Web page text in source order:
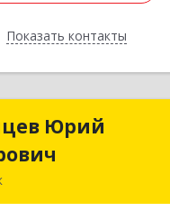
Показать контакты
Назад
Юрий
ИП